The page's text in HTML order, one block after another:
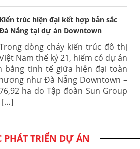
Kiến trúc hiện đại kết hợp bản sắc
Đà Nẵng tại dự án Downtown
Trong dòng chảy kiến trúc đô thị
Việt Nam thế kỷ 21, hiếm có dự án
bằng tinh tế giữa hiện đại toàn
như Đà Nẵng Downtown –
ha do Tập đoàn Sun Group
[…]
PHÁT TRIỂN DỰ ÁN